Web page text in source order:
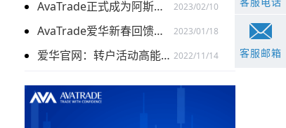
AvaTrade正式成为阿斯顿马丁F1车队官方合作伙伴 2023/02/10
AvaTrade爱华新春回馈季，多重礼遇迎兔年开门红 2023/01/18
爱华官网：转户活动高能开启 与新客限时搭配 2022/11/14 客服邮箱